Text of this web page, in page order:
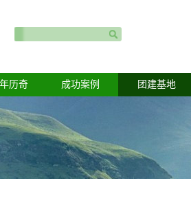
历奇 成功案例 团建基地